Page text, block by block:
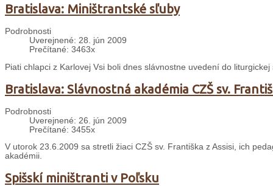
Bratislava: Miništrantské sľuby
Podrobnosti
Uverejnené: 28. jún 2009
Prečítané: 3463x
Piati chlapci z Karlovej Vsi boli dnes slávnostne uvedení do
Bratislava: Slávnostná akadémia CZŠ sv.
Podrobnosti
Uverejnené: 26. jún 2009
Prečítané: 3455x
V utorok 23.6.2009 sa stretli žiaci CZŠ sv. Františka z Assisi, ich
akadémii.
Spišskí miništranti v Poľsku